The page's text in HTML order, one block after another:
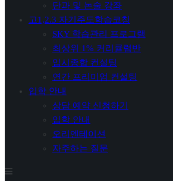
단과 및 논술 강좌
고1,2.3 자기주도학습코칭
SKY 학습관리 프로그램
최상위 1% 커리큘럼반
입시종합 컨설팅
연간 프리미엄 컨설팅
입학 안내
상담 예약 신청하기
입학 안내
오리엔테이션
자주하는 질문